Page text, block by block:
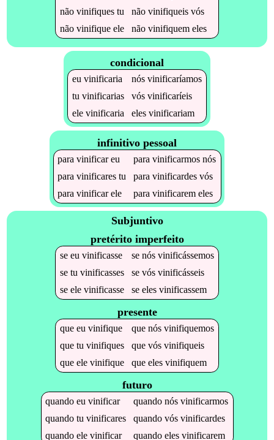
não vinifiquestu não vinifiqueisvós
não vinifiqueele não vinifiquemeles
condicional
eu vinificaria nós vinificaríamos
tu vinificarias vós vinificaríeis
ele vinificaria eles vinificariam
infinitivo pessoal
paravinificareu paravinificarmos nós
paravinificares tu paravinificardes vós
paravinificarele paravinificarem eles
Subjuntivo
pretérito imperfeito
se eu vinificasse se nós vinificássemos
se tu vinificasses se vós vinificásseis
se ele vinificasse se eles vinificassem
presente
que eu vinifique que nós vinifiquemos
que tu vinifiques que vós vinifiqueis
que ele vinifique que eles vinifiquem
futuro
quandoeuvinificar quandonósvinificarmos
quandotuvinificares quandovósvinificardes
quandoelevinificar quandoelesvinificarem